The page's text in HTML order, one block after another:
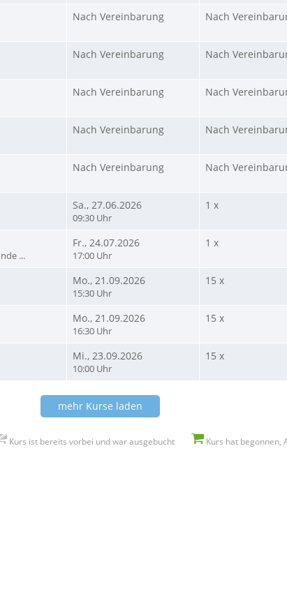
Nach Vereinbarung Nach
Nach Vereinbarung Nach
Nach Vereinbarung Nach
Nach Vereinbarung Nach
Nach Vereinbarung Nach
Sa., 27.06.2026
09:30 Uhr
1 x
...
Fr., 24.07.2026
17:00 Uhr
1 x
Mo., 21.09.2026
15:30 Uhr
15 x
Mo., 21.09.2026
16:30 Uhr
15 x
Mi., 23.09.2026
10:00 Uhr
15 x
mehr Kurse laden
Kurs ist bereits vorbei und war ausgebucht Kurs hat begonnen,